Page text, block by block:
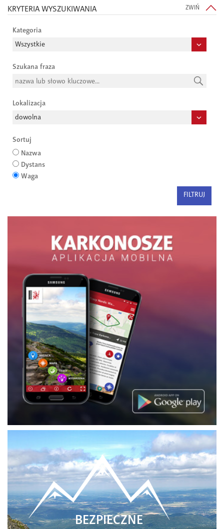
ZWIŃ
KRYTERIA WYSZUKIWANIA
Kategoria
Szukana fraza
Lokalizacja
Sortuj
Nazwa
Dystans
Waga
BEZPIECZNE